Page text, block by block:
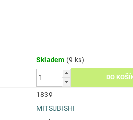
Skladem (9 ks)
1839
MITSUBISHI